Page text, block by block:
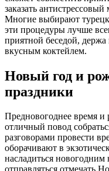
заказать
Многие выбирают
эти процедуры лучше
приятной беседой,
вкусным коктейлем.
Новый год и
праздники
Предновогоднее время
отличный повод
разговорами провести
оборачивают в
насладиться